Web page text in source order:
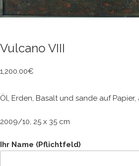
Vulcano VIII
1,200.00€
Öl, Erden, Basalt und sande auf
2009/10, 25 x 35 cm
Ihr Name (Pflichtfeld)